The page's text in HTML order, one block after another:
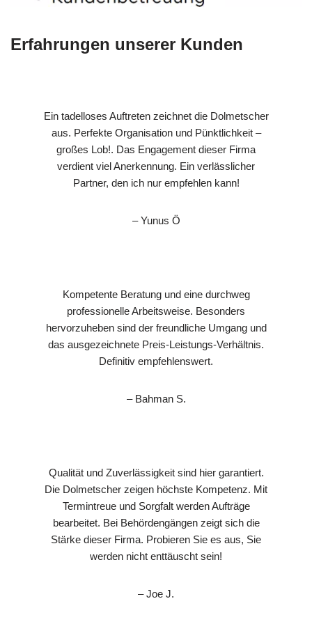
Erfahrungen unserer Kunden
Ein tadelloses Auftreten zeichnet die Dolmetscher
aus. Perfekte Organisation und Pünktlichkeit –
großes Lob!. Das Engagement dieser Firma
verdient viel Anerkennung. Ein verlässlicher
Partner, den ich nur empfehlen kann!
– Yunus Ö
Kompetente Beratung und eine durchweg
professionelle Arbeitsweise. Besonders
hervorzuheben sind der freundliche Umgang und
das ausgezeichnete Preis-Leistungs-Verhältnis.
Definitiv empfehlenswert.
– Bahman S.
Qualität und Zuverlässigkeit sind hier garantiert.
Die Dolmetscher zeigen höchste Kompetenz. Mit
Termintreue und Sorgfalt werden Aufträge
bearbeitet. Bei Behördengängen zeigt sich die
Stärke dieser Firma. Probieren Sie es aus, Sie
werden nicht enttäuscht sein!
– Joe J.